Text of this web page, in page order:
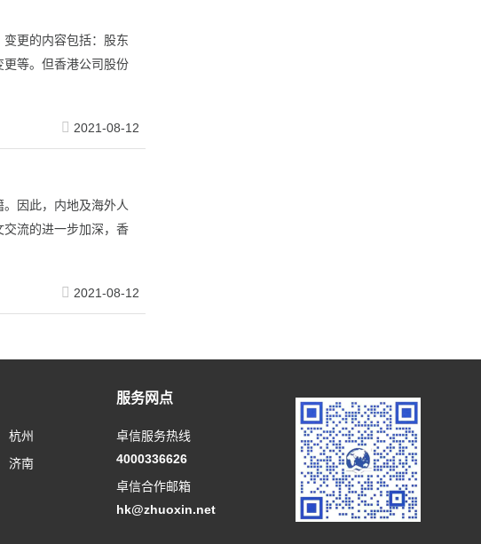
更的内容包括：股东
等。但香港公司股份
2021-08-12
因此，内地及海外人
流的进一步加深，香
2021-08-12
杭州
济南
服务网点
卓信服务热线
4000336626
卓信合作邮箱
hk@zhuoxin.net